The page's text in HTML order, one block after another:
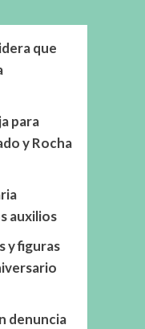
que
para
y Rocha
auxilios
y figuras
denuncia